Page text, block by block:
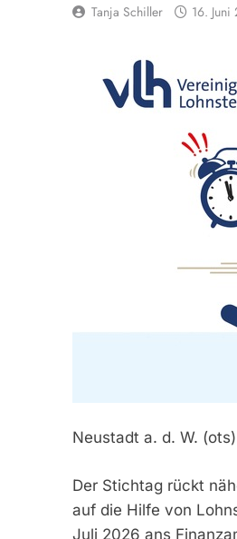
Tanja Schiller 16.
Neustadt a. d. W.
Der Stichtag rückt
auf die Hilfe von
Juli 2026 ans